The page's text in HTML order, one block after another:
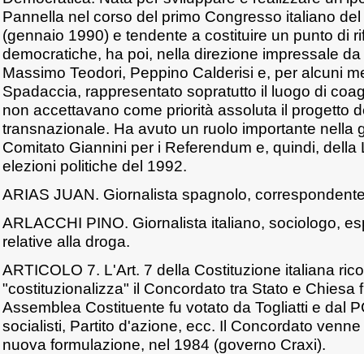
Pannella nel corso del primo Congresso italiano
(gennaio 1990) e tendente a costituire un punto di
democratiche, ha poi, nella direzione impressale
Massimo Teodori, Peppino Calderisi e, per alcuni
Spadaccia, rappresentato sopratutto il luogo di
non accettavano come priorità assoluta il progetto
transnazionale. Ha avuto un ruolo importante nella
Comitato Giannini per i Referendum e, quindi, della
elezioni politiche del 1992.
ARIAS JUAN. Giornalista spagnolo,
ARLACCHI PINO. Giornalista italiano, sociologo,
relative alla droga.
ARTICOLO 7. L'Art. 7 della Costituzione italiana
"costituzionalizza" il Concordato tra Stato e Chiesa
Assemblea Costituente fu votato da Togliatti e dal
socialisti, Partito d'azione, ecc. Il Concordato
nuova formulazione, nel 1984 (governo Craxi).